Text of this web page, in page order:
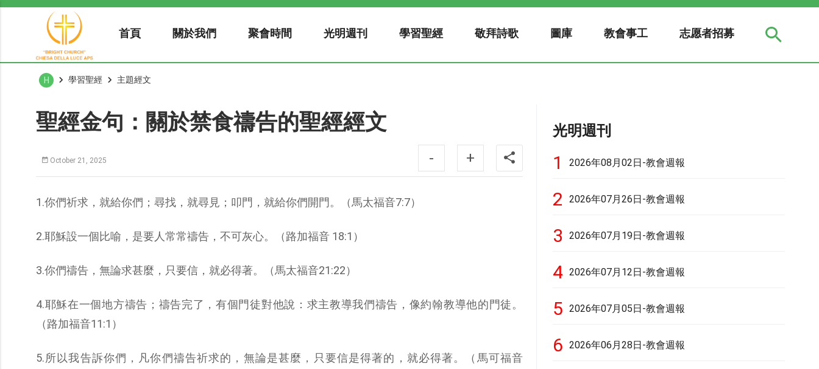
首頁 關於我們 聚會時間 光明週刊 學習聖經 敬拜詩歌 圖庫 教會事工 志愿者招募
H 學習聖經 主題經文
聖經金句：關於禁食禱告的聖經經文
October 21, 2025 - +
1.你們祈求，就給你們；尋找，就尋見；叩門，就給你們開門。（馬太福音7:7）
2.耶穌設一個比喻，是要人常常禱告，不可灰心。（路加福音 18:1）
3.你們禱告，無論求甚麼，只要信，就必得著。（馬太福音21:22）
4.耶穌在一個地方禱告；禱告完了，有個門徒對他說：求主教導我們禱告，像約翰教導他的門徒。
（路加福音11:1）
5.所以我告訴你們，凡你們禱告祈求的，無論是甚麼，只要信是得著的，就必得著。（馬可福音
光明週刊
1 2026年08月02日-教會週報
2 2026年07月26日-教會週報
3 2026年07月19日-教會週報
4 2026年07月12日-教會週報
5 2026年07月05日-教會週報
6 2026年06月28日-教會週報